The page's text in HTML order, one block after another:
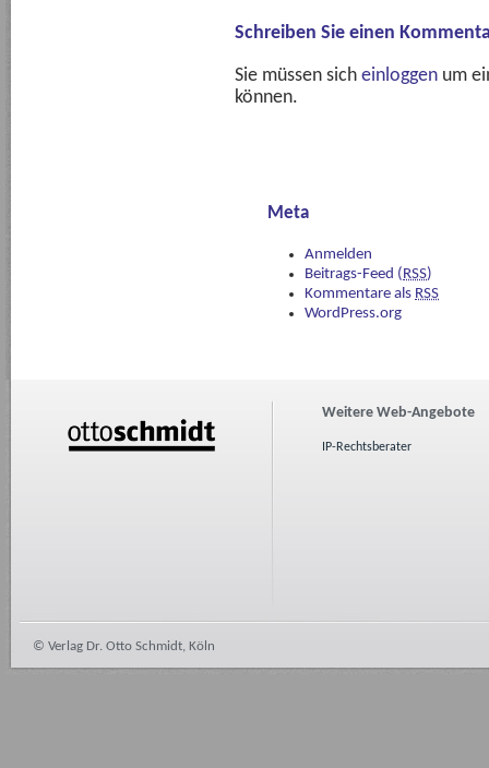
Schreiben Sie einen
Sie müssen sich einloggen um
können.
Meta
Anmelden
Beitrags-Feed (RSS)
Kommentare als RSS
WordPress.org
Weitere Web-Angebote
IP-Rechtsberater
© Verlag Dr. Otto Schmidt, Köln